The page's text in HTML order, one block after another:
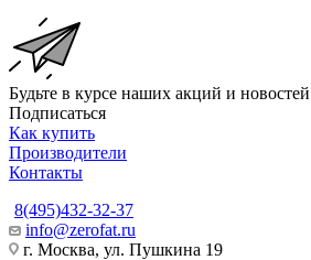
Будьте в курсе наших акций и новостей
Подписаться
Как купить
Производители
Контакты
8(495)432-32-37
info@zerofat.ru
г. Москва, ул. Пушкина 19